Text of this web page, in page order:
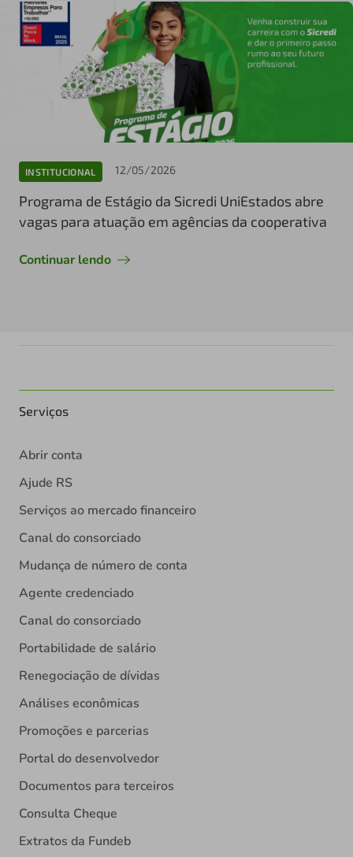
INSTITUCIONAL 12/05/2026
Programa de Estágio da Sicredi UniEstados abre
vagas para atuação em agências da cooperativa
Continuar lendo
Serviços
Abrir conta
Ajude RS
Serviços ao mercado financeiro
Canal do consorciado
Mudança de número de conta
Agente credenciado
Canal do consorciado
Portabilidade de salário
Renegociação de dívidas
Análises econômicas
Promoções e parcerias
Portal do desenvolvedor
Documentos para terceiros
Consulta Cheque
Extratos da Fundeb